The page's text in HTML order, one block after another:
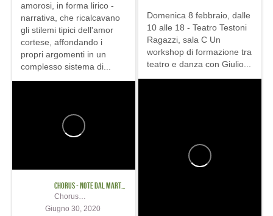
amorosi, in forma lirico -
narrativa, che ricalcavano
gli stilemi tipici dell'amor
cortese, affondando i
propri argomenti in un
complesso sistema di...
Chorus - Note dal Martini per Bologna
Giugno 30, 2020
Domenica 8 febbraio, dalle
10 alle 18 - Teatro Testoni
Ragazzi, sala C Un
workshop di formazione tra
teatro e danza con Giulio...